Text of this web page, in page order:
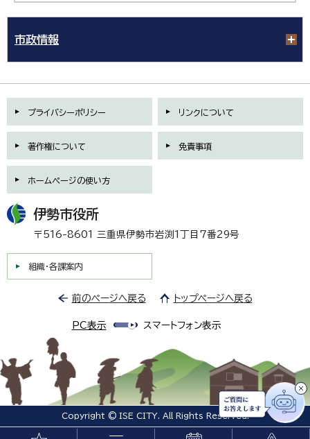
市政情報
プライバシーポリシー リンクについて
著作権について 免責事項
ホームページの使い方
伊勢市役所
〒516-8601 三重県伊勢市岩渕1丁目7番29号
組織・各課案内
前のページへ戻る トップページへ戻る
PC表示 スマートフォン表示
Copyright © ISE CITY. All Rights Reserved.